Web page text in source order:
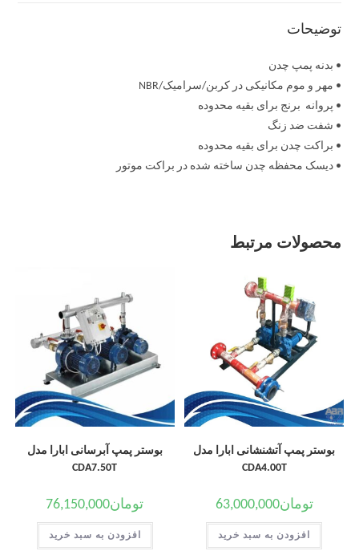
توضیحات
• بدنه پمپ چدن
• مهر و موم مکانیکی در کربن/سرامیک/NBR
• پروانه برنج برای بقیه محدوده
• شفت ضد زنگ
• براکت چدن برای بقیه محدوده
• دیسک محفظه چدن ساخته شده در براکت موتور
محصولات مرتبط
بوستر پمپ آتشنشانی ابارا مدل
CDA4.00T
تومان63,000,000
افزودن به سبد خرید
بوستر پمپ آبرسانی ابارا مدل
CDA7.50T
تومان76,150,000
افزودن به سبد خرید